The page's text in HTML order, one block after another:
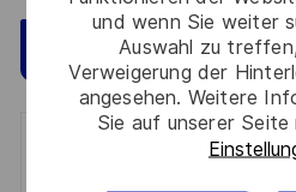
und wenn Sie weiter
Auswahl zu
Verweigerung der
angesehen. Weitere
Sie auf unserer Seite
Jetzt bewerben
Get notified for